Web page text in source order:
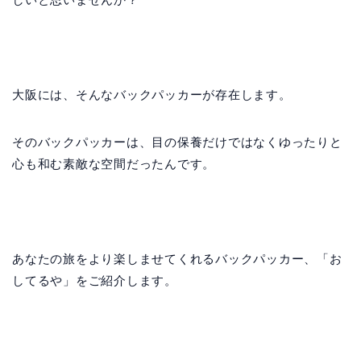
大阪には、そんなバックパッカーが存在します。
そのバックパッカーは、目の保養だけではなくゆったりと
心も和む素敵な空間だったんです。
あなたの旅をより楽しませてくれるバックパッカー、「お
してるや」をご紹介します。